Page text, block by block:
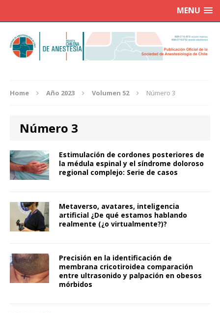
MENU
Home Año 2023 Volumen 52 Número 3
Número 3
Estimulación de cordones posteriores de
la médula espinal y el síndrome doloroso
regional complejo: Serie de casos
Metaverso, avatares, inteligencia
artificial ¿De qué estamos hablando
realmente (¿o virtualmente?)?
Precisión en la identificación de
membrana cricotiroidea comparación
entre ultrasonido y palpación en obesos
mórbidos